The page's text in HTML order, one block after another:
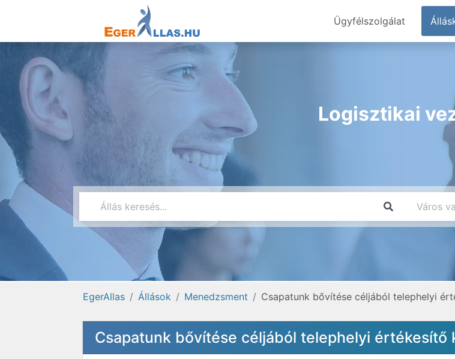
Ügyfélszolgálat
Logisztikai
EgerAllas Állások Menedzsment Csapatunk bővítése céljából telephelyi
Csapatunk bővítése céljából telephelyi értékesítő